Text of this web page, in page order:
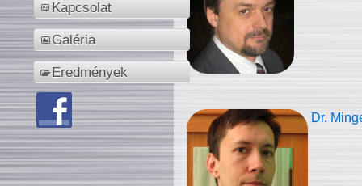
Kapcsolat
Galéria
Eredmények
Dr.